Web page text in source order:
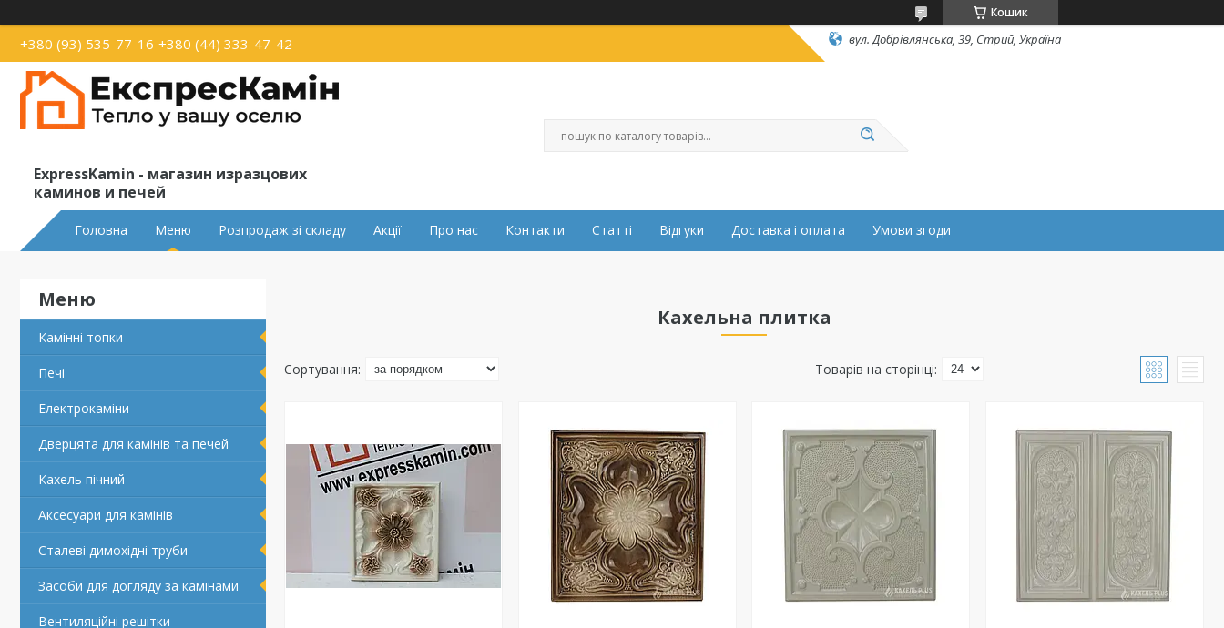
Кошик
+380 (93) 535-77-16 +380 (44) 333-47-42 вул. Добрівлянська, 39, Стрий, Україна
ExpressKamin - магазин изразцових
каминов и печей
Головна Меню Розпродаж зі складу Акції Про нас Контакти Статті Відгуки Доставка і оплата Умови згоди
Камінні топки
Печі
Електрокаміни
Дверцята для камінів та печей
Кахель пічний
Аксесуари для камінів
Сталеві димохідні труби
Засоби для догляду за камінами
Вентиляційні решітки
Кахельна плитка